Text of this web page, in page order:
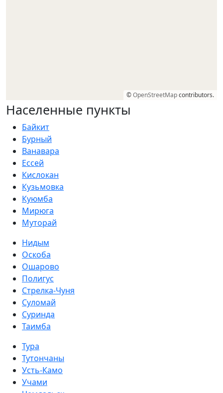
©OpenStreetMapcontributors.
Населенные пункты
Байкит
Бурный
Ванавара
Ессей
Кислокан
Кузьмовка
Куюмба
Мирюга
Муторай
Нидым
Оскоба
Ошарово
Полигус
Стрелка-Чуня
Суломай
Суринда
Таимба
Тура
Тутончаны
Усть-Камо
Учами